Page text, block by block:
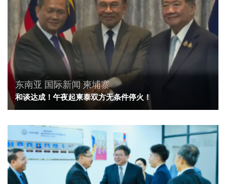
东南亚 国际新闻 柬埔寨
和谈达成！午夜起柬泰双方无条件停火！